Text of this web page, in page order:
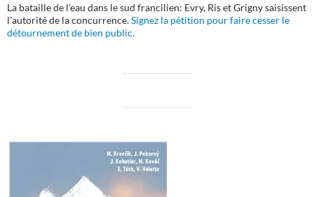
La bataille de l'eau dans le sud francilien: Evry, Ris et Grigny saisissent
l'autorité de la concurrence.Signez la pétition pour faire cesser le
détournement de bien public.